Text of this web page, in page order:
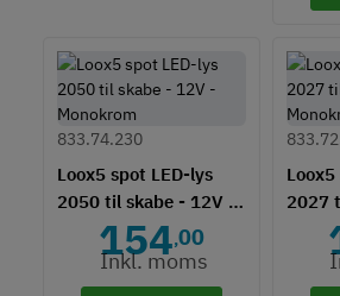
Loox5 spot LED-lys
2050 til skabe - 12V -
Monokrom
833.74.230
154,00
Inkl. moms
2027